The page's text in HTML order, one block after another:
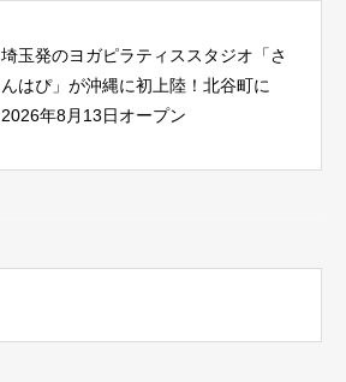
埼玉発のヨガピラティススタジオ「さ
んはぴ」が沖縄に初上陸！北谷町に
2026年8月13日オープン